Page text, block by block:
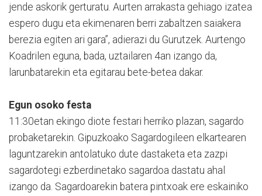
jende askorik gerturatu. Aurten arrakasta gehiago izatea
espero dugu eta ekimenaren berri zabaltzen saiakera
berezia egiten ari gara”, adierazi du Gurutzek. Aurtengo
Koadrilen eguna, bada, uztailaren 4an izango da,
larunbatarekin eta egitarau bete-betea dakar.
Egun osoko festa
11:30etan ekingo diote festari herriko plazan, sagardo
probaketarekin. Gipuzkoako Sagardogileen elkartearen
laguntzarekin antolatuko dute dastaketa eta zazpi
sagardotegi ezberdinetako sagardoa dastatu ahal
izango da. Sagardoarekin batera pintxoak ere eskainiko